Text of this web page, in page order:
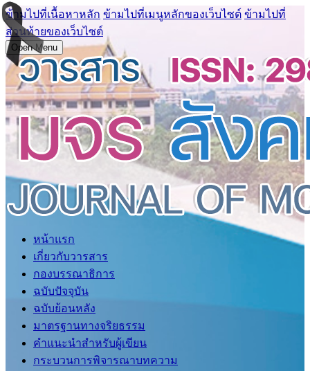
ข้ามไปที่เนื้อหาหลัก ข้ามไปที่เมนูหลักของเว็บไซต์ ข้ามไปที่
ส่วนท้ายของเว็บไซต์
Open Menu
หน้าแรก
เกี่ยวกับวารสาร
กองบรรณาธิการ
ฉบับปัจจุบัน
ฉบับย้อนหลัง
มาตรฐานทางจริยธรรม
คำแนะนำสำหรับผู้เขียน
กระบวนการพิจารณาบทความ